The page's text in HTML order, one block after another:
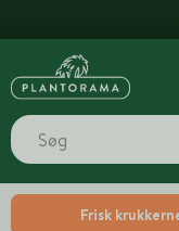
Frisk